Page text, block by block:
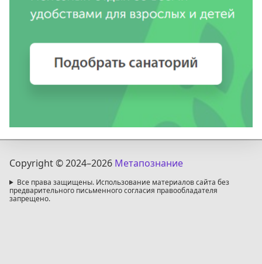
Copyright © 2024–2026 Метапознание
Все права защищены. Использование материалов сайта без
предварительного письменного согласия правообладателя
запрещено.